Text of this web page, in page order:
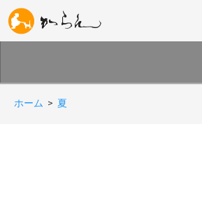
ホーム > 夏